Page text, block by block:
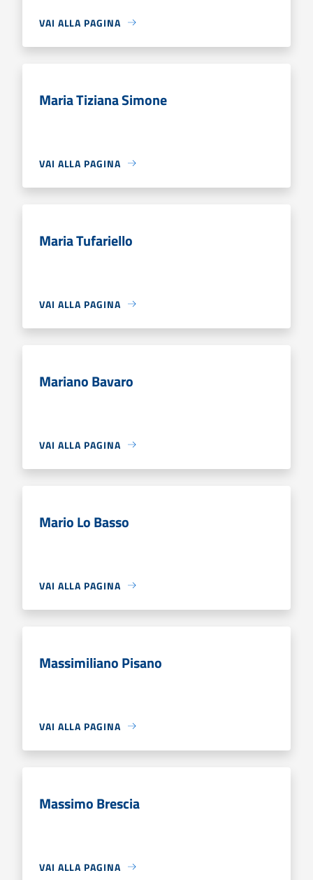
VAI ALLA PAGINA
Maria Tiziana Simone
VAI ALLA PAGINA
Maria Tufariello
VAI ALLA PAGINA
Mariano Bavaro
VAI ALLA PAGINA
Mario Lo Basso
VAI ALLA PAGINA
Massimiliano Pisano
VAI ALLA PAGINA
Massimo Brescia
VAI ALLA PAGINA